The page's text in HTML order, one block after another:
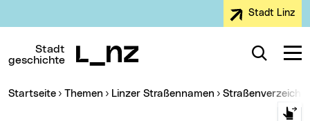
Stadt Linz
Stadt
geschichte
Suche
Sie sind hier:
Startseite Themen Linzer Straßennamen